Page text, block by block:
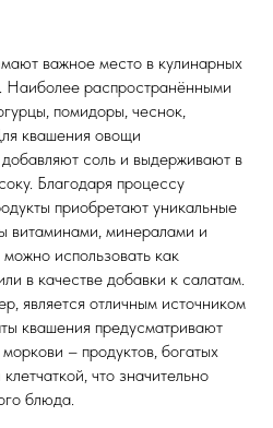
важное место в кулинарных
Наиболее распространёнными
помидоры, чеснок,
квашения овощи
соль и выдерживают в
Благодаря процессу
приобретают уникальные
витаминами, минералами и
использовать как
в качестве добавки к салатам.
является отличным источником
квашения предусматривают
– продуктов, богатых
что значительно
блюда.